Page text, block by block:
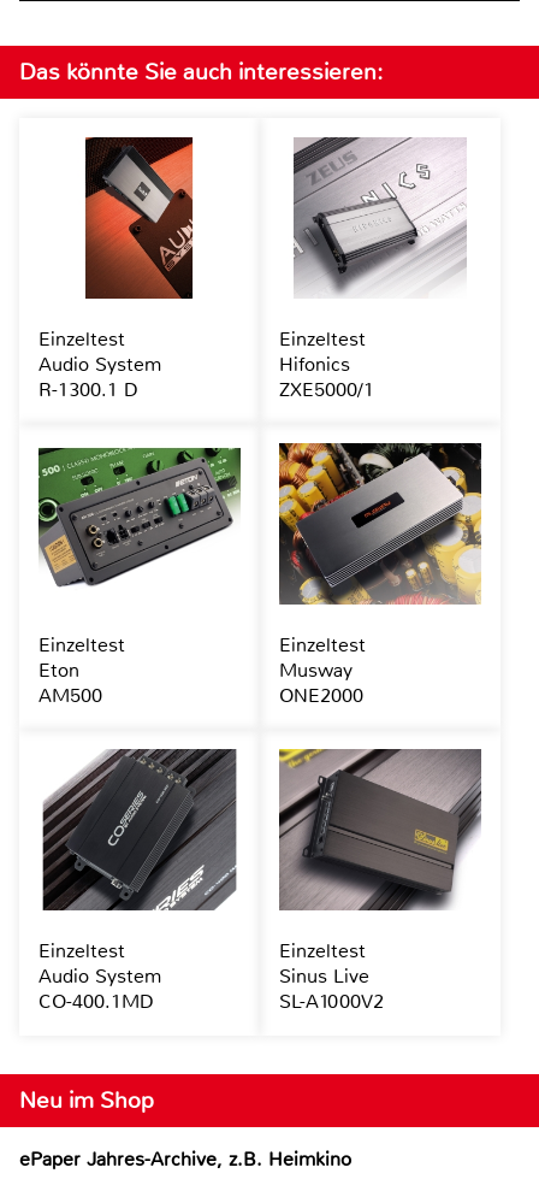
Neu im Shop
ePaper Jahres-Archive, z.B. Heimkino
Das könnte Sie auch interessieren:
Einzeltest
Audio System
R-1300.1 D
Einzeltest
Hifonics
ZXE5000/1
Einzeltest
Eton
AM500
Einzeltest
Musway
ONE2000
Einzeltest
Audio System
CO-400.1MD
Einzeltest
Sinus Live
SL-A1000V2